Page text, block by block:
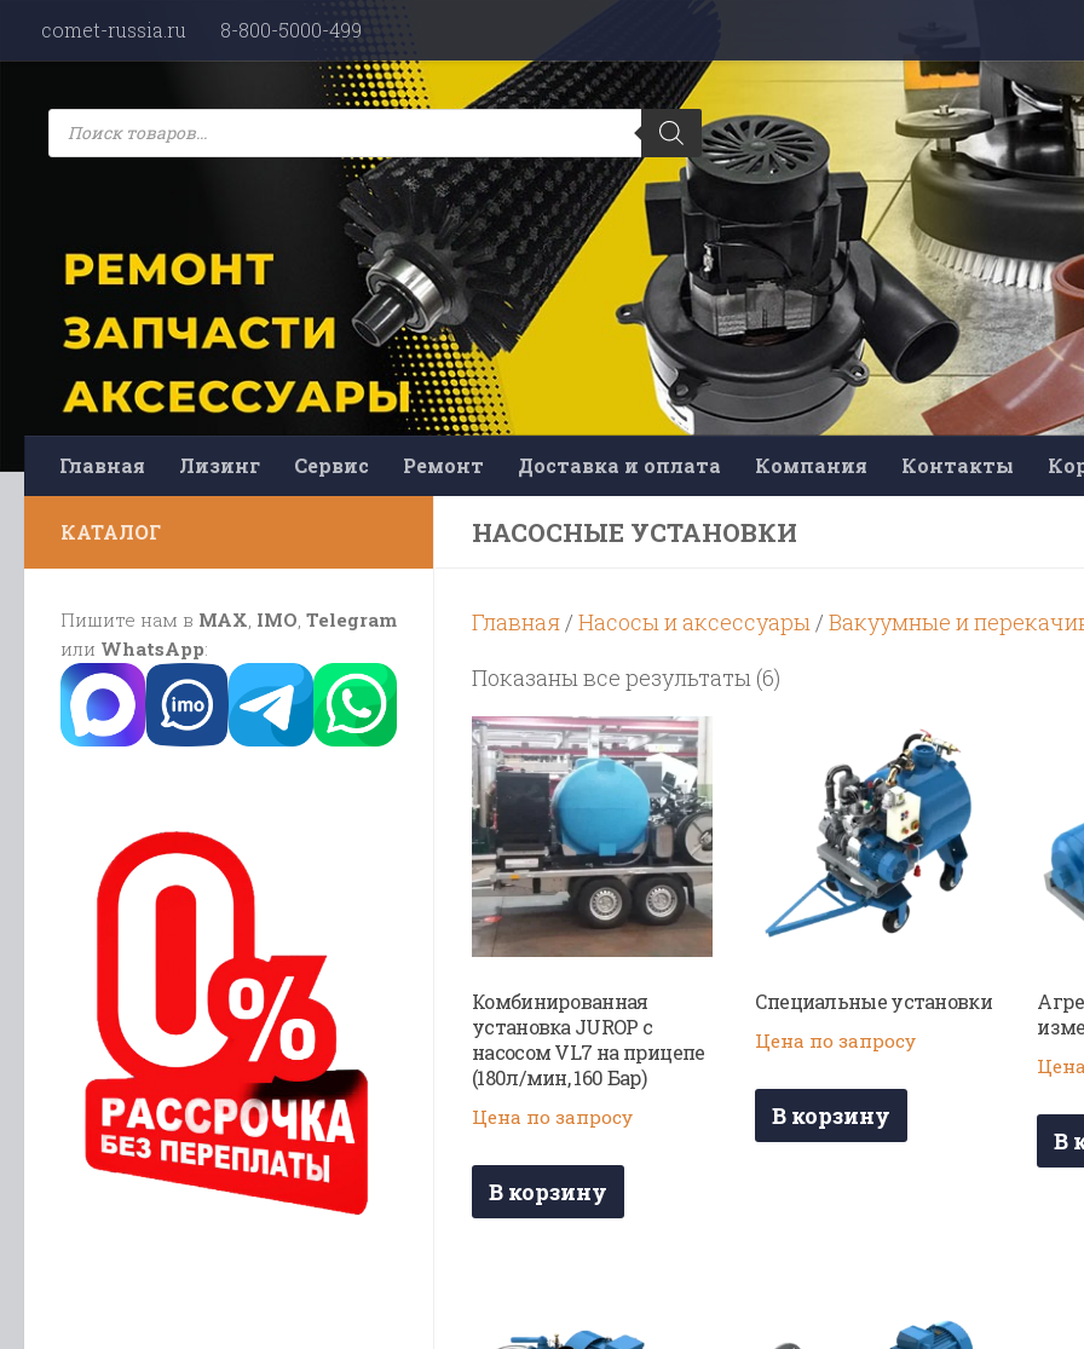
Перейти к содержимому
comet-russia.ru 8-800-5000-499
Поиск
товаров
Главная Лизинг Сервис Ремонт Доставка и оплата Компания Контакты
НАСОСНЫЕ УСТАНОВКИ
Главная / Насосы и аксессуары / Вакуумные и
Показаны все результаты (6)
возрастанию
Комбинированная
установка JUROP с
насосом VL7 на прицепе
(180л/мин, 160 Бар)
Цена по запросу
В корзину
Специальные установки
Цена по запросу
В корзину
В
КАТАЛОГ
Пишите нам в MAX IMO Telegram
или WhatsApp: